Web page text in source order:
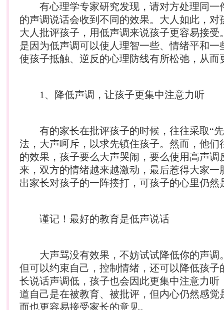
有心理学专家研究发现，请对方处理同一
的声调说话会收到不同的效果。大人如此，对
大人批评孩子，用低声调来说孩子更容易接受
是因为低声调可以使人理智一些、情绪平和一
使孩子抵触、逆反的心理防线有所松弛，从而
1、降低声调，让孩子更集中注意力听
有的家长在批评孩子的时候，往往采取“先
法，大声呵斥，以求先镇住孩子。然而，他们
的效果，孩子要么大声哭闹，要么使用高声调
来，双方的情绪越来越激动，最后惹得大家一
出家长对孩子的一阵揍打，可孩子的心里仍然
谨记！最好的教育是低声说话
大声骂没有效果，不妨试试降低你的声调
但可以约束自己，控制情绪，还可以降低孩子
长说话声调低，孩子也会因此更集中注意力听
道自己是在被教育、被批评，但内心仍然感觉
而也更容易接受家长的意见。